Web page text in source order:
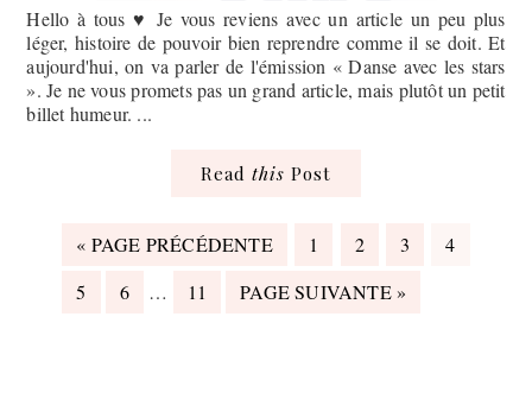
Hello à tous ♥ Je vous reviens avec un article un peu plus
léger, histoire de pouvoir bien reprendre comme il se doit. Et
aujourd'hui, on va parler de l'émission « Danse avec les stars
». Je ne vous promets pas un grand article, mais plutôt un petit
billet humeur. ...
Read this Post
« ALLER
PAGE PRÉCÉDENTE PAGE
1 PAGE
2 PAGE
3 PAGE
4
PAGE
5 PAGE
6
PAGES
PROVISOIRES
… PAGE
11
ALLER
PAGE SUIVANTE »